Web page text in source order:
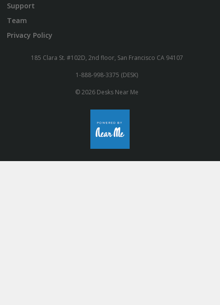
Support
Team
Privacy Policy
185 Clara St. #102D, 2nd floor, San Francisco CA 94107
1-888-998-3375 (DESK)
© 2026 Desks Near Me